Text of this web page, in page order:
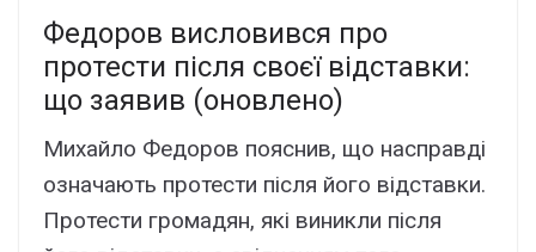
Федоров висловився про
протести після своєї відставки:
що заявив (оновлено)
Михайло Федоров пояснив, що насправді
означають протести після його відставки.
Протести громадян, які виникли після